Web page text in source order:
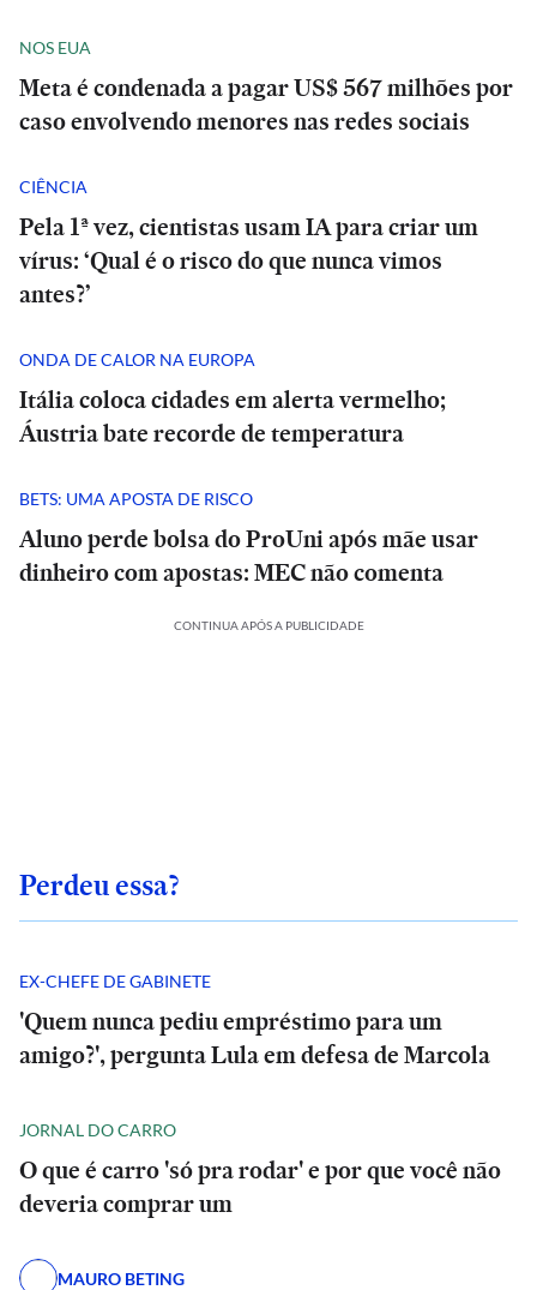
NOS EUA
Meta é condenada a pagar US$ 567 milhões por
caso envolvendo menores nas redes sociais
CIÊNCIA
Pela 1ª vez, cientistas usam IA para criar um
vírus: ‘Qual é o risco do que nunca vimos
antes?’
ONDA DE CALOR NA EUROPA
Itália coloca cidades em alerta vermelho;
Áustria bate recorde de temperatura
BETS: UMA APOSTA DE RISCO
Aluno perde bolsa do ProUni após mãe usar
dinheiro com apostas: MEC não comenta
CONTINUA APÓS A PUBLICIDADE
Perdeu essa?
EX-CHEFE DE GABINETE
'Quem nunca pediu empréstimo para um
amigo?', pergunta Lula em defesa de Marcola
JORNAL DO CARRO
O que é carro 'só pra rodar' e por que você não
deveria comprar um
MAURO BETING